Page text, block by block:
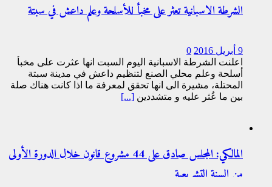
الشرطة الاسبانية تعثر على مخبأ للأسلحة وعلم داعش في سبتة
9 أبريل 2016
0
اعلنت الشرطة الاسبانية اليوم السبت انها عثرت على مخبأ
أسلحة وعلم محلي الصنع لتنظيم داعش في مدينة سبتة
المحتلة، مشيرة الى انها تحقق لمعرفة ما اذا كانت هناك صلة
بين ما عُثر عليه و متشددين [...]
المالكي: المجلس صادق على 44 مشروع قانون خلال الدورة الأولى
من السنة التشريعية